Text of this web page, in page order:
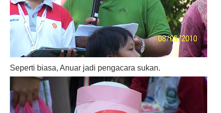
Seperti biasa, Anuar jadi pengacara sukan.